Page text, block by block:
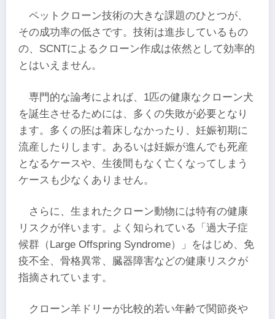
ペットクローン技術の大きな課題のひとつが、
その成功率の低さです。技術は進歩しているもの
の、SCNTによるクローン作成は依然として効率的
とはいえません。
専門的な論考によれば、1匹の健康なクローン犬
を誕生させるためには、多くの失敗が必要となり
ます。多くの胚は着床しなかったり、妊娠初期に
流産したりします。あるいは妊娠が進んでも死産
となるケースや、生後間もなく亡くなってしまう
ケースも少なくありません。
さらに、生まれたクローン動物には特有の健康
リスクが伴います。よく知られている「過大子症
候群（Large Offspring Syndrome）」をはじめ、免
疫不全、骨格異常、臓器障害などの健康リスクが
指摘されています。
クローン羊ドリーが比較的若い年齢で関節炎や